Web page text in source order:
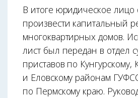
В итоге юридическое лицо
произвести капитальный
многоквартирных домов.
лист был передан в отдел
приставов по Кунгурскому,
и Еловскому районам
по Пермскому краю.